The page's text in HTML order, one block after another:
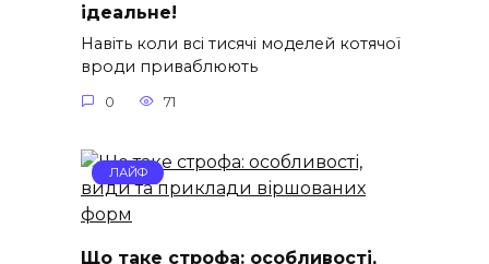
ідеальне!
Навіть коли всі тисячі моделей котячої
вроди приваблюють
0 71
ЛАЙФ
Що таке строфа: особливості,